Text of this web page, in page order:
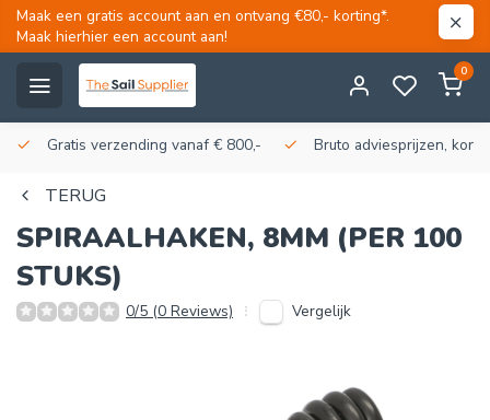
Maak een gratis account aan en ontvang €80,- korting*.
Maak hierhier een account aan!
0
Gratis verzending vanaf € 800,- Bruto adviesprijzen,
TERUG
SPIRAALHAKEN, 8MM (PER 100
STUKS)
0/5 (0 Reviews) Vergelijk